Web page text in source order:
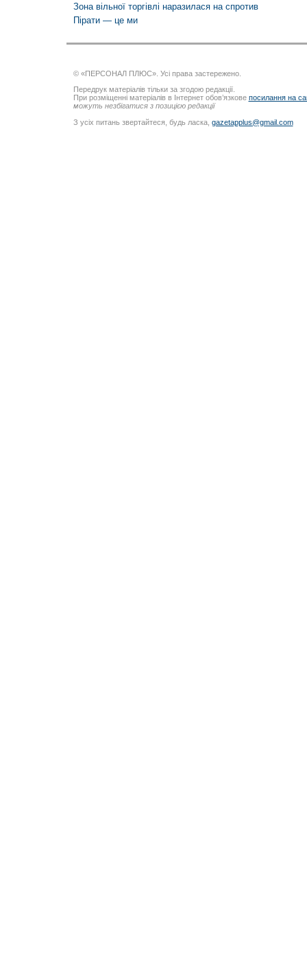
Зона вільної торгівлі наразилася на спротив
Пірати — це ми
© «ПЕРСОНАЛ ПЛЮС». Усі права застережено.
Передрук матеріалів тільки за згодою редакції.
При розміщенні матеріалів в Інтернет обов’язкове посилання на
можуть незбігатися з позицією редакції
З усіх питань звертайтеся, будь ласка, gazetapplus@gmail.com